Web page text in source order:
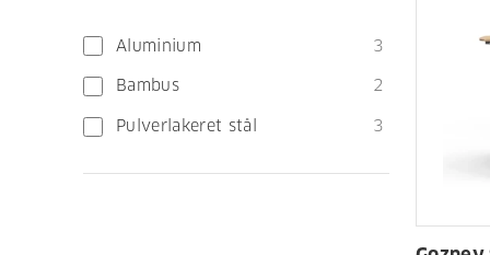
Aluminium 3
Bambus 2
Pulverlakeret stål 3